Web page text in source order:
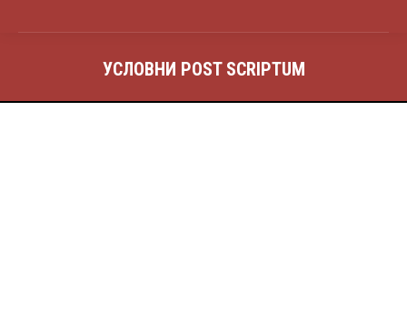
УСЛОВНИ POST SCRIPTUM